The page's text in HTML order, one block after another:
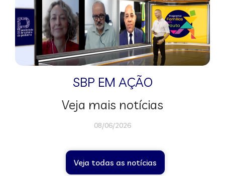
SBP EM AÇÃO
Veja mais notícias
08/06/2026
Veja todas as notícias